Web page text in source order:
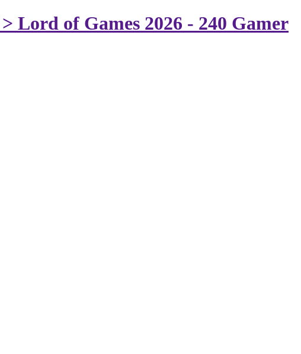
Lord of Games 2026 - 240 Gamer